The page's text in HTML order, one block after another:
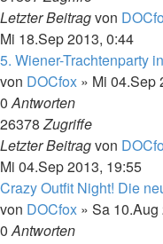
Letzter Beitragvon
Mi 18.Sep 2013, 0:44
5. Wiener-Trachtenparty
von DOCfox » Mi 04.Sep
0Antworten
26378Zugriffe
Letzter Beitragvon
Mi 04.Sep 2013, 19:55
Crazy Outfit Night! Die
von DOCfox » Sa 10.Aug
0Antworten